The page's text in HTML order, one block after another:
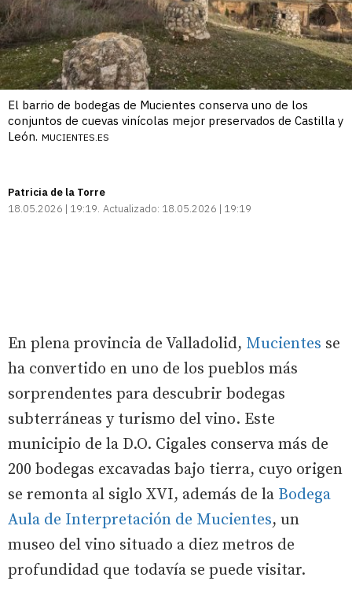
El barrio de bodegas de Mucientes conserva uno de los
conjuntos de cuevas vinícolas mejor preservados de Castilla y
León. MUCIENTES.ES
Patricia de la Torre
18.05.2026 | 19:19 Actualizado: 18.05.2026 | 19:19
En plena provincia de Valladolid, Mucientes se
ha convertido en uno de los pueblos más
sorprendentes para descubrir bodegas
subterráneas y turismo del vino. Este
municipio de la D.O. Cigales conserva más de
200 bodegas excavadas bajo tierra, cuyo origen
se remonta al siglo XVI, además de la Bodega
Aula de Interpretación de Mucientes, un
museo del vino situado a diez metros de
profundidad que todavía se puede visitar.